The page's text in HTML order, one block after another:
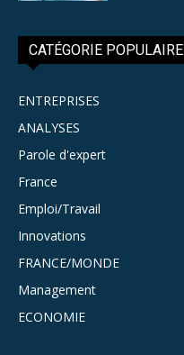
CATÉGORIE POPULAIRE
ENTREPRISES
ANALYSES
Parole d'expert
France
Emploi/Travail
Innovations
FRANCE/MONDE
Management
ECONOMIE